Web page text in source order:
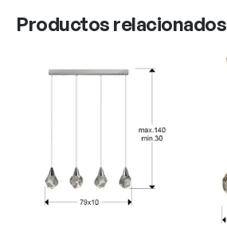
Productos relacionados